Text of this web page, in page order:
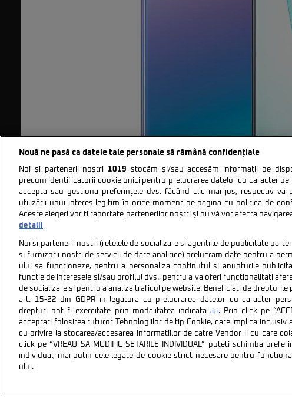
Politica de confidentialitate
Nouă ne pasă ca datele tale personale să rămână confidențiale
Noi și partenerii noștri 1019 stocăm și/sau accesăm informații pe
precum identificatorii cookie unici pentru prelucrarea datelor cu caracter
accepta sau gestiona preferințele dvs. făcând clic mai jos, respectiv vă
utilizării unui interes legitim în orice moment pe pagina cu politica de
Aceste alegeri vor fi raportate partenerilor noștri și nu vă vor afecta
detalii
Noi si partenerii nostri (retelele de socializare si agentiile de publicitate
si furnizorii nostri de servicii de date analitice) prelucram date pentru a
ului sa functioneze, pentru a personaliza continutul si anunturile
functie de interesele si/sau profilul dvs., pentru a va oferi functionalitati
de socializare si pentru a analiza traficul pe website. Beneficiati de drepturile
art. 15-22 din GDPR in legatura cu prelucrarea datelor cu caracter
drepturi pot fi exercitate prin modalitatea indicata
aici. Prin click pe
acceptati folosirea tuturor Tehnologiilor de tip Cookie, care implica inclusiv
cu privire la stocarea/accesarea informatiilor de catre Vendor-ii cu care
click pe “VREAU SA MODIFIC SETARILE INDIVIDUAL” puteti schimba
individual, mai putin cele legate de cookie strict necesare pentru
ului.